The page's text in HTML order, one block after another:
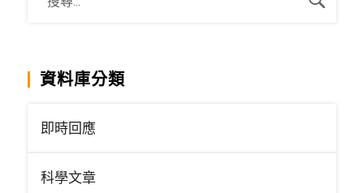
資料庫分類
即時回應
科學文章